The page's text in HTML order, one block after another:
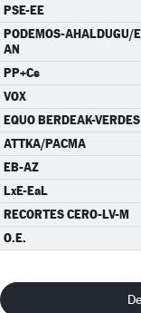
PSE-EE
PODEMOS-AHALDUGU/
AN
PP+Cs
VOX
EQUO BERDEAK-VERDES
ATTKA/PACMA
EB-AZ
LxE-EaL
RECORTES CERO-LV-M
O.E.